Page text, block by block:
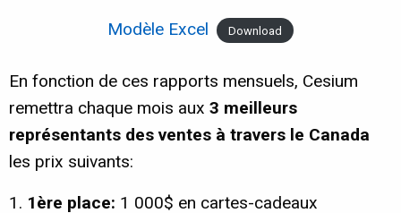
Modèle Excel
Download
En fonction de ces rapports mensuels, Cesium
remettra chaque mois aux 3 meilleurs
représentants des ventes à travers le Canada
les prix suivants:
1ère place: 1 000$ en cartes-cadeaux